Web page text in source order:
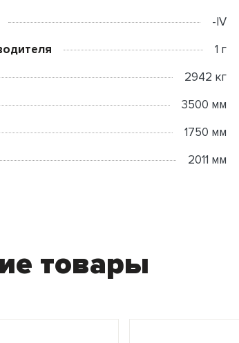
-IV
1 г
2942 кг
3500 мм
1750 мм
2011 мм
товары